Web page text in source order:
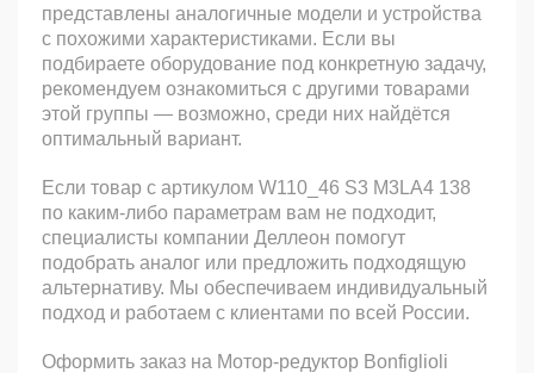
представлены аналогичные модели и устройства
с похожими характеристиками. Если вы
подбираете оборудование под конкретную задачу,
рекомендуем ознакомиться с другими товарами
этой группы — возможно, среди них найдётся
оптимальный вариант.
Если товар с артикулом W110_46 S3 M3LA4 138
по каким-либо параметрам вам не подходит,
специалисты компании Деллеон помогут
подобрать аналог или предложить подходящую
альтернативу. Мы обеспечиваем индивидуальный
подход и работаем с клиентами по всей России.
Оформить заказ на Мотор-редуктор Bonfiglioli